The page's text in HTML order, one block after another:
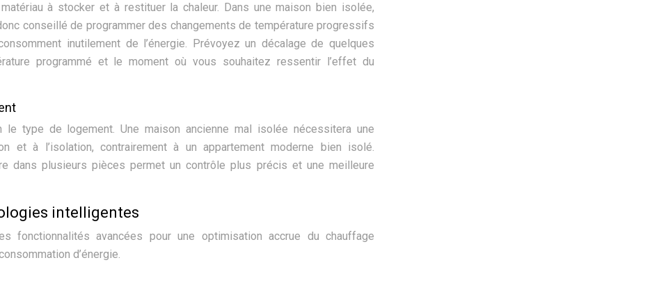
à stocker et à restituer la chaleur. Dans une maison bien isolée,
conseillé de programmer des changements de température progressifs
inutilement de l’énergie. Prévoyez un décalage de quelques
programmé et le moment où vous souhaitez ressentir l’effet du
le type de logement. Une maison ancienne mal isolée nécessitera une
et à l’isolation, contrairement à un appartement moderne bien isolé.
dans plusieurs pièces permet un contrôle plus précis et une meilleure
intelligentes
fonctionnalités avancées pour une optimisation accrue du chauffage
d’énergie.